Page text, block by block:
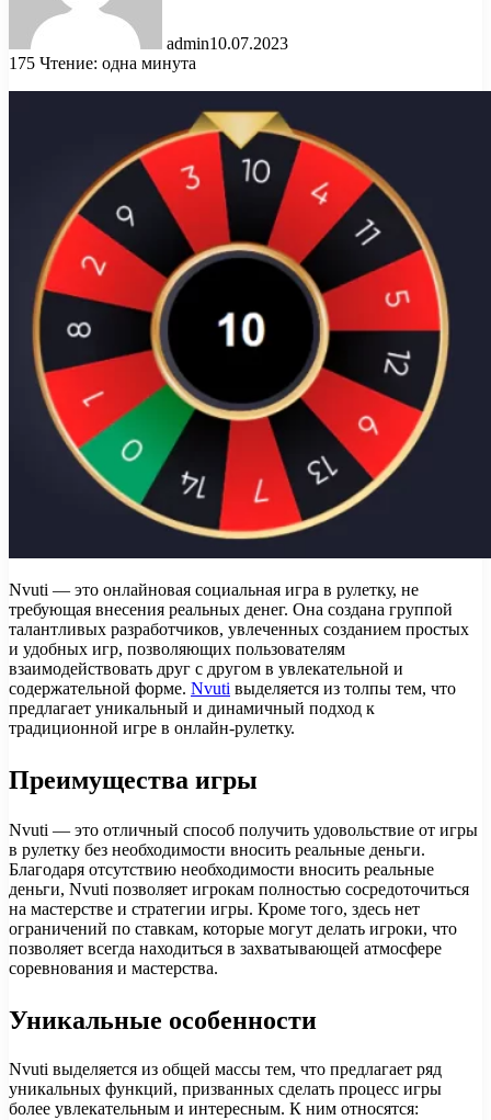
admin10.07.2023
175 Чтение: одна минута
Nvuti — это онлайновая социальная игра в рулетку, не
требующая внесения реальных денег. Она создана группой
талантливых разработчиков, увлеченных созданием простых
и удобных игр, позволяющих пользователям
взаимодействовать друг с другом в увлекательной и
содержательной форме. Nvuti выделяется из толпы тем, что
предлагает уникальный и динамичный подход к
традиционной игре в онлайн-рулетку.
Преимущества игры
Nvuti — это отличный способ получить удовольствие от игры
в рулетку без необходимости вносить реальные деньги.
Благодаря отсутствию необходимости вносить реальные
деньги, Nvuti позволяет игрокам полностью сосредоточиться
на мастерстве и стратегии игры. Кроме того, здесь нет
ограничений по ставкам, которые могут делать игроки, что
позволяет всегда находиться в захватывающей атмосфере
соревнования и мастерства.
Уникальные особенности
Nvuti выделяется из общей массы тем, что предлагает ряд
уникальных функций, призванных сделать процесс игры
более увлекательным и интересным. К ним относятся: